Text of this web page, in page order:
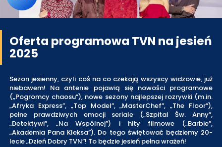
Oferta programowa TVN na jesień
2025
Sezon jesienny, czyli coś na co czekają wszyscy widzowie, już
niebawem! Na antenie pojawią się nowości programowe
(„Pogromcy chaosu”), nowe sezony najlepszej rozrywki (m.in.
„Afryka Express”, „Top Model”, „MasterChef”, „The Floor”),
pełne prawdziwych emocji seriale („Szpital Św. Anny”,
„Detektywi”, „Na Wspólnej”) i hity filmowe („Barbie”,
„Akademia Pana Kleksa”). Do tego świętować będziemy 20-
lecie „Dzień Dobry TVN”! To będzie jesień pełna wrażeń!